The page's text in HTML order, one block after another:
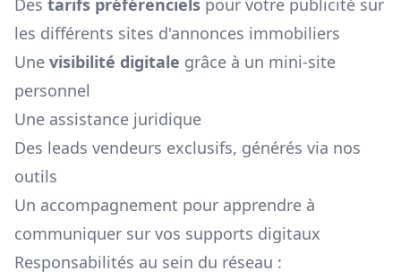
Des tarifs préférenciels pour votre publicité sur
les différents sites d'annonces immobiliers
Une visibilité digitale grâce à un mini-site
personnel
Une assistance juridique
Des leads vendeurs exclusifs, générés via nos
outils
Un accompagnement pour apprendre à
communiquer sur vos supports digitaux
Responsabilités au sein du réseau :